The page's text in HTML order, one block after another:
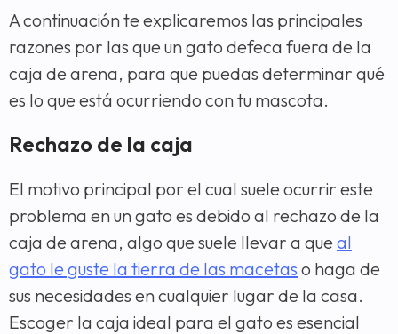
A continuación te explicaremos las principales
razones por las que un gato defeca fuera de la
caja de arena, para que puedas determinar qué
es lo que está ocurriendo con tu mascota.
Rechazo de la caja
El motivo principal por el cual suele ocurrir este
problema en un gato es debido al rechazo de la
caja de arena, algo que suele llevar a que al
gato le guste la tierra de las macetas o haga de
sus necesidades en cualquier lugar de la casa.
Escoger la caja ideal para el gato es esencial